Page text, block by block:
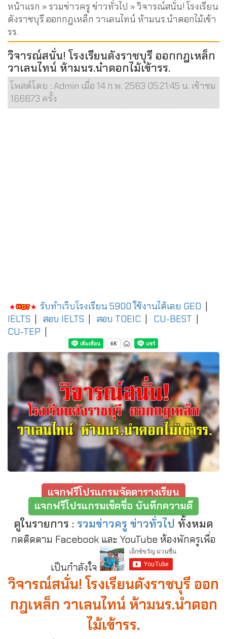
หน้าแรก »รวมข่าวครู ข่าวทั่วไป » วิจารณ์สนั่น! โรงเรียน
ดังราชบุรี ออกกฎเหล็ก วาเลนไทน์ ห้ามนร.นำดอกไม้เข้า
รร.
วิจารณ์สนั่น! โรงเรียนดังราชบุรี ออกกฎเหล็ก
วาเลนไทน์ ห้ามนร.นำดอกไม้เข้ารร.
โพสต์โดย : Admin เมื่อ 14 ก.พ. 2563 05:21:45 น. เข้าชม
166673 ครั้ง
รับทำเว็บโรงเรียน 5900 ใช้งานได้เลย GED
IELTS
สอบ IELTS สอบ TOEIC CU-BEST
CU-TEP
แจกฟรีโปรแกรมจัดตารางเรียน
แจกฟรีโปรแกรมเช็คชื่อ บันทึกความดี
ดูในรายการ : รวมข่าวครู ข่าวทั่วไป ทั้งหมด
กดติดตาม Facebook และ YouTube ห้องพักครูเพื่อ
เป็นกำลังใจ
วิจารณ์สนั่น! โรงเรียนดังราชบุรี ออก
กฎเหล็ก วาเลนไทน์ ห้ามนร.นำดอก
ไม้เข้ารร.